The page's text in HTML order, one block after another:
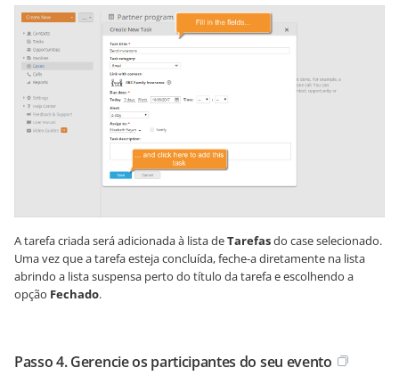
A tarefa criada será adicionada à lista deTarefasdo case selecionado.
Uma vez que a tarefa esteja concluída, feche-a diretamente na lista
abrindo a lista suspensa perto do título da tarefa e escolhendo a
opção Fechado.
Passo 4. Gerencie os participantes do seu evento